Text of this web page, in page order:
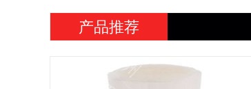
产品推荐